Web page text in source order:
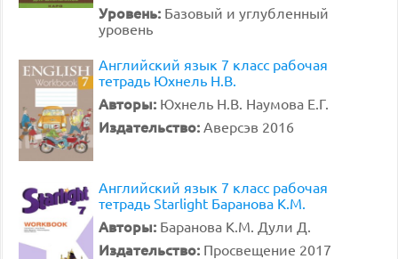
Уровень: Базовый и углубленный
уровень
Английский язык 7 класс рабочая
тетрадь Юхнель Н.В.
Авторы: Юхнель Н.В. Наумова Е.Г.
Издательство: Аверсэв 2016
Английский язык 7 класс рабочая
тетрадь Starlight Баранова К.М.
Авторы: Баранова К.М. Дули Д.
Издательство: Просвещение 2017